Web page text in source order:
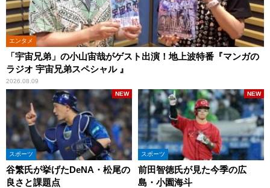
エンタメ
「宇宙兄弟」の小山宙哉がゲスト出演！地上波特番『マンガの
ラジオ 宇宙兄弟スペシャル 』
2026.08.09
スポーツ
谷繁氏が挙げたDeNA・松尾の
良さと課題点
NEW
スポーツ
前田智徳氏が見た今季の広
島・小園海斗
NEW